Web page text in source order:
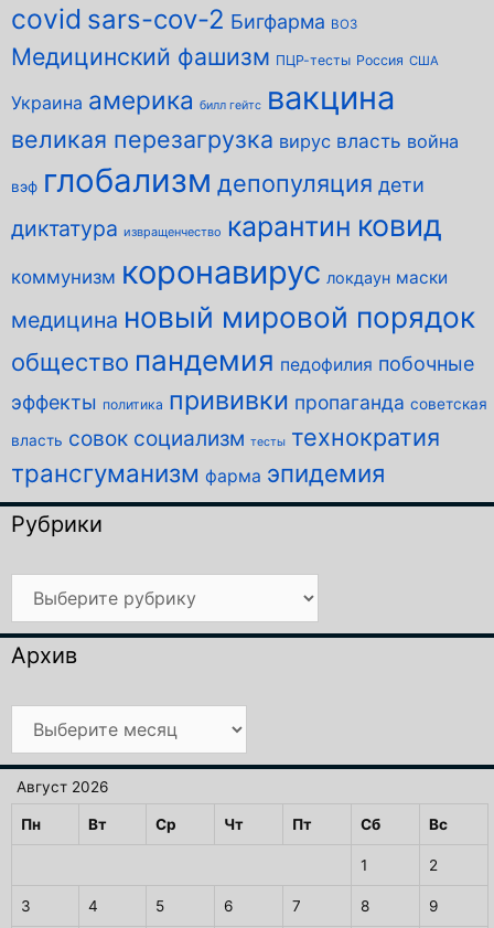
covid sars-cov-2 Бигфарма ВОЗ
Медицинский фашизм ПЦР-тесты Россия США
Украина америка билл гейтс вакцина
великая перезагрузка вирус власть война
вэф глобализм депопуляция дети
диктатура извращенчество карантин ковид
коммунизм коронавирус локдаун маски
медицина новый мировой порядок
общество пандемия педофилия побочные
эффекты политика прививки пропаганда советская
власть совок социализм тесты технократия
трансгуманизм фарма эпидемия
Рубрики
Архив
Август 2026
Пн Вт Ср Чт Пт Сб Вс
1 2
3 4 5 6 7 8 9